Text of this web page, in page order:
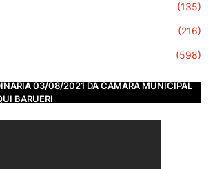
(135)
(216)
(598)
03/08/2021 DA CÂMARA MUNICIPAL
BARUERI